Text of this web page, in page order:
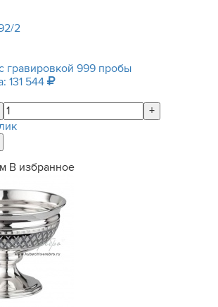
2
гравировкой 999 пробы
131 544
+
В избранное